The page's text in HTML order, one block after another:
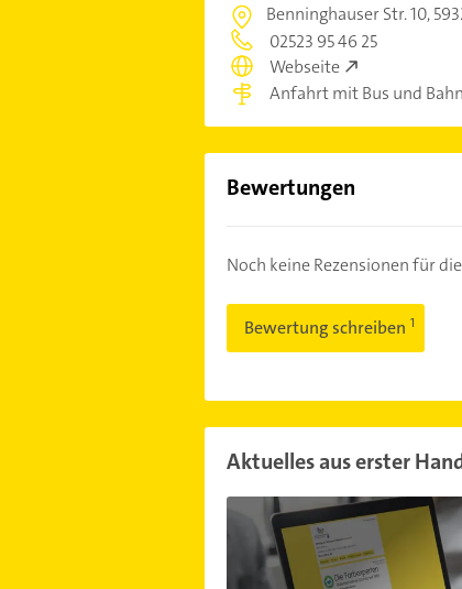
Benninghauser Str. 10,
02523 95 46 25
Webseite
Anfahrt mit Bus und Bahn
Bewertungen
Noch keine Rezensionen für
Bewertung schreiben
Aktuelles aus erster